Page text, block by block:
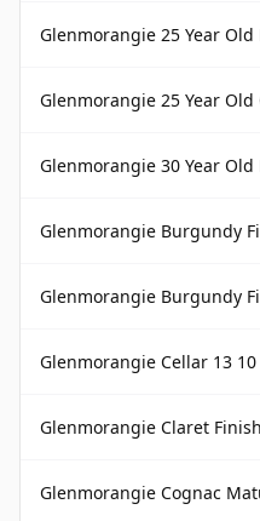
Glenmorangie 25 Year Old
Glenmorangie 25 Year
Glenmorangie 30 Year
Glenmorangie Burgundy
Glenmorangie Burgundy
Glenmorangie Cellar 13 10
Glenmorangie Claret Finish
Glenmorangie Cognac